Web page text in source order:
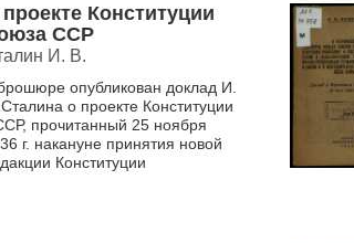
Конституции
ССР
И. В.
опубликован доклад И.
о проекте Конституции
прочитанный 25 ноября
г. накануне принятия новой
Конституции